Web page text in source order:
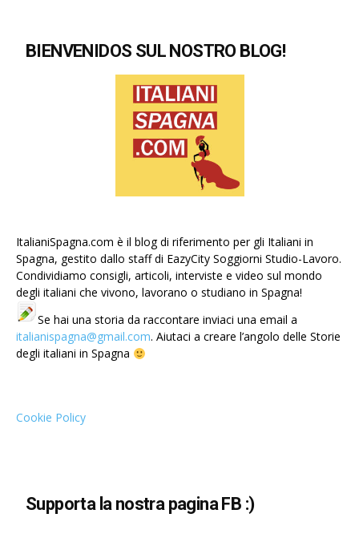
BIENVENIDOS SUL NOSTRO BLOG!
ItalianiSpagna.com è il blog di riferimento per gli Italiani in
Spagna, gestito dallo staff di EazyCity Soggiorni Studio-Lavoro.
Condividiamo consigli, articoli, interviste e video sul mondo
degli italiani che vivono, lavorano o studiano in Spagna!
Se hai una storia da raccontare inviaci una email a
italianispagna@gmail.com. Aiutaci a creare l’angolo delle Storie
degli italiani in Spagna
Cookie Policy
Supporta la nostra pagina FB :)